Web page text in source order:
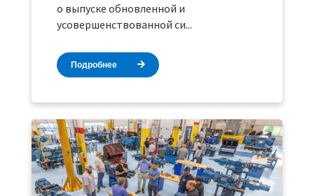
о выпуске обновленной и
усовершенствованной си...
Подробнее